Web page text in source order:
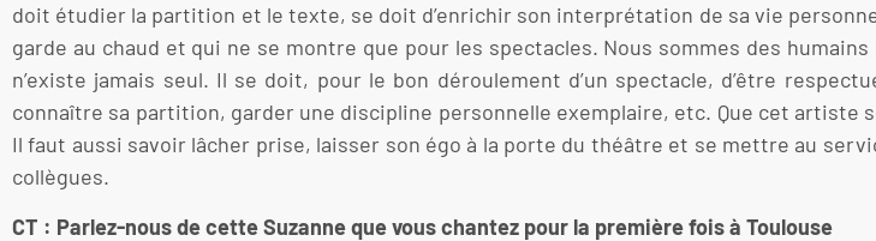
doit étudier la partition et le texte, se doit d’enrichir son interprétation de sa vie
garde au chaud et qui ne se montre que pour les spectacles. Nous sommes des
n’existe jamais seul. Il se doit, pour le bon déroulement d’un spectacle, d’être
connaître sa partition, garder une discipline personnelle exemplaire, etc. Que cet artiste
Il faut aussi savoir lâcher prise, laisser son égo à la porte du théâtre et se mettre au
collègues.
CT : Parlez-nous de cette Suzanne que vous chantez pour la première fois à Toulouse